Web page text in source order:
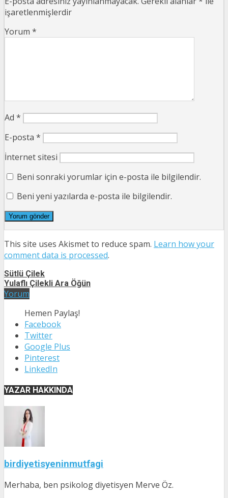
işaretlenmişlerdir
Yorum *
Ad *
E-posta *
İnternet sitesi
Beni sonraki yorumlar için e-posta ile bilgilendir.
Beni yeni yazılarda e-posta ile bilgilendir.
This site uses Akismet to reduce spam. Learn how your
comment data is processed.
Sütlü Çilek
Yulaflı Çilekli Ara Öğün
Yorum
Hemen Paylaş!
Facebook
Twitter
Google Plus
Pinterest
LinkedIn
YAZAR HAKKINDA
birdiyetisyeninmutfagi
Merhaba, ben psikolog diyetisyen Merve Öz.